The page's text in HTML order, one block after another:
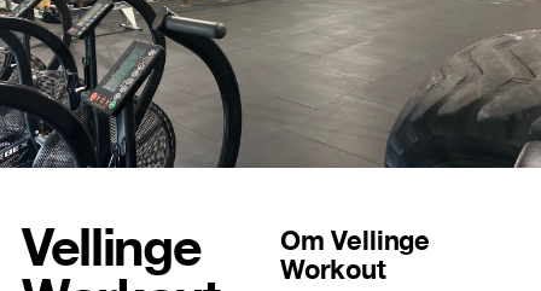
Vellinge
Om Vellinge
Workout